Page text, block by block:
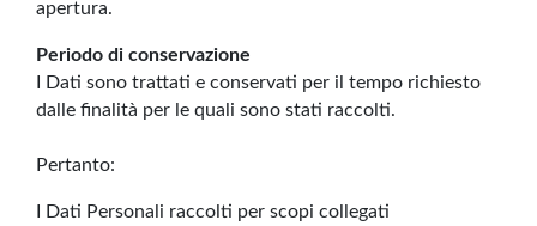
apertura.
Periodo di conservazione
I Dati sono trattati e conservati per il tempo richiesto
dalle finalità per le quali sono stati raccolti.
Pertanto:
I Dati Personali raccolti per scopi collegati